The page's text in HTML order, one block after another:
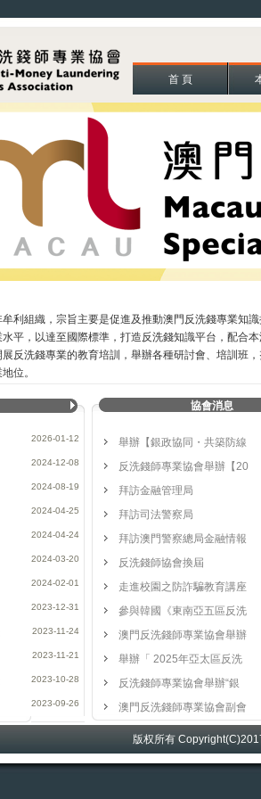
首 頁
2026-01-12
2024-12-08
2024-08-19
2024-04-25
2024-04-24
2024-03-20
2024-02-01
2023-12-31
2023-11-24
2023-11-21
2023-10-28
2023-09-26
2023-09-25
利組織，宗旨主要是促進及推動澳門反洗錢專業知
平，以達至國際標準，打造反洗錢知識平台，配合
反洗錢專業的教育培訓，舉辦各種研討會、培訓班
位。
近年各國高度重視反洗錢工作，各地金融機構及企業
位公認反洗錢師，而本會會員人數已逾四百人，會員
問公司、高等教育機構、新聞傳播媒體、當押業等，
地反洗錢或反恐怖融資研究的前瞻性和專業水平，達
人員，開展反洗錢專業的教育培訓，舉辦各種研討會
專業地位。加強本澳跨行業交流，互相促進、共同提
協會消息
舉辦【銀政協同・共築防線
反洗錢師專業協會舉辦【20
拜訪金融管理局
拜訪司法警察局
拜訪澳門警察總局金融情報
反洗錢師協會換屆
走進校園之防詐騙教育講座
參與韓國《東南亞五區反洗
澳門反洗錢師專業協會舉辦
舉辦「 2025年亞太區反洗
反洗錢師專業協會舉辦“銀
澳門反洗錢師專業協會副會
澳門反洗錢師專業協會第三
版权所有